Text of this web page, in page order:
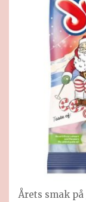
Årets smak på